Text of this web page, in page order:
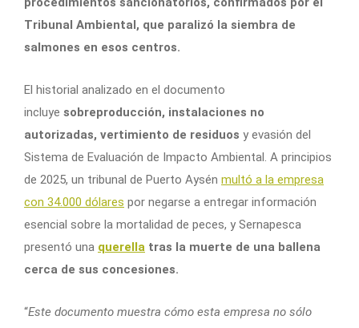
Tribunal Ambiental, que paralizó la siembra de
salmones en esos centros.
El historial analizado en el documento
incluye sobreproducción, instalaciones no
autorizadas, vertimiento de residuos y evasión del
Sistema de Evaluación de Impacto Ambiental. A principios
de 2025, un tribunal de Puerto Aysén multó a la empresa
con 34.000 dólares por negarse a entregar información
esencial sobre la mortalidad de peces, y Sernapesca
presentó una querella tras la muerte de una ballena
cerca de sus concesiones.
“Este documento muestra cómo esta empresa no sólo